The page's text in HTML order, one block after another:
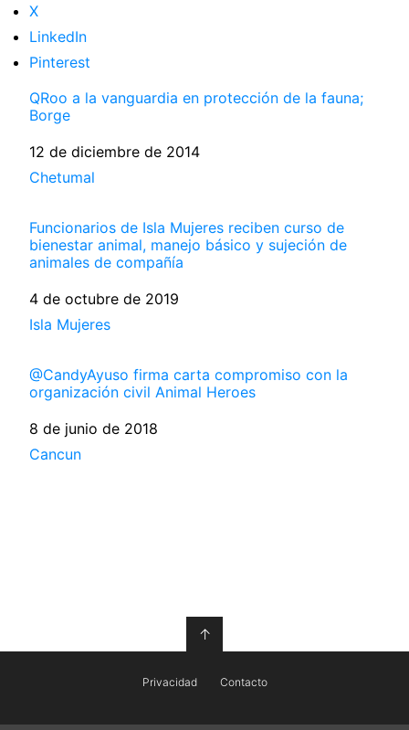
X
LinkedIn
Pinterest
QRoo a la vanguardia en protección de la fauna;
Borge
Fecha
12 de diciembre de 2014
Respecto a
Chetumal
Funcionarios de Isla Mujeres reciben curso de
bienestar animal, manejo básico y sujeción de
animales de compañía
Fecha
4 de octubre de 2019
Respecto a
Isla Mujeres
@CandyAyuso firma carta compromiso con la
organización civil Animal Heroes
Fecha
8 de junio de 2018
Respecto a
Cancun
↑
Privacidad Contacto